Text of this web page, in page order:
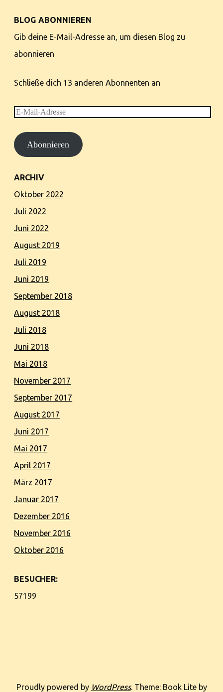
BLOG ABONNIEREN
Gib deine E-Mail-Adresse an, um diesen Blog zu
abonnieren
Schließe dich 13 anderen Abonnenten an
E-
Adresse
Abonnieren
ARCHIV
Oktober 2022
Juli 2022
Juni 2022
August 2019
Juli 2019
Juni 2019
September 2018
August 2018
Juli 2018
Juni 2018
Mai 2018
November 2017
September 2017
August 2017
Juni 2017
Mai 2017
April 2017
März 2017
Januar 2017
Dezember 2016
November 2016
Oktober 2016
BESUCHER:
57199
Proudly powered by WordPress. Theme: Book Lite by